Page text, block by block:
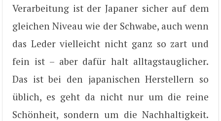
Verarbeitung ist der Japaner sicher auf dem
gleichen Niveau wie der Schwabe, auch wenn
das Leder vielleicht nicht ganz so zart und
fein ist – aber dafür halt alltagstauglicher.
Das ist bei den japanischen Herstellern so
üblich, es geht da nicht nur um die reine
Schönheit, sondern um die Nachhaltigkeit.